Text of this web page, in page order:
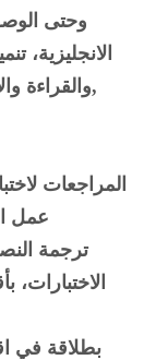
وحتى
الانجليزية،
,والقراءة
المراجعات
عمل
ترجمة
بطلاقة في